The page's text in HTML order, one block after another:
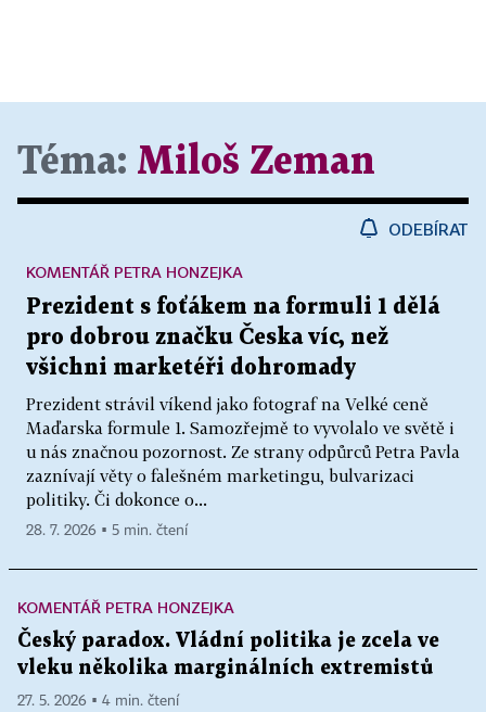
Téma: Miloš Zeman
ODEBÍRAT
Prezident s foťákem na formuli 1 dělá
pro dobrou značku Česka víc, než
všichni marketéři dohromady
Prezident strávil víkend jako fotograf na Velké ceně
Maďarska formule 1. Samozřejmě to vyvolalo ve světě i
u nás značnou pozornost. Ze strany odpůrců Petra Pavla
zaznívají věty o falešném marketingu, bulvarizaci
politiky. Či dokonce o...
KOMENTÁŘ PETRA HONZEJKA
28. 7. 2026 ▪ 5 min. čtení
KOMENTÁŘ PETRA HONZEJKA
Český paradox. Vládní politika je zcela ve
vleku několika marginálních extremistů
27. 5. 2026 ▪ 4 min. čtení